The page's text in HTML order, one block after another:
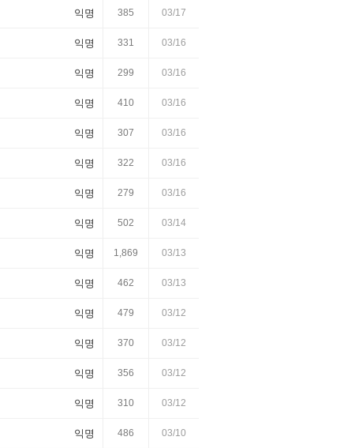
익명 385 03/17
익명 331 03/16
익명 299 03/16
익명 410 03/16
익명 307 03/16
익명 322 03/16
익명 279 03/16
익명 502 03/14
익명 1,869 03/13
익명 462 03/13
익명 479 03/12
익명 370 03/12
익명 356 03/12
익명 310 03/12
익명 486 03/10